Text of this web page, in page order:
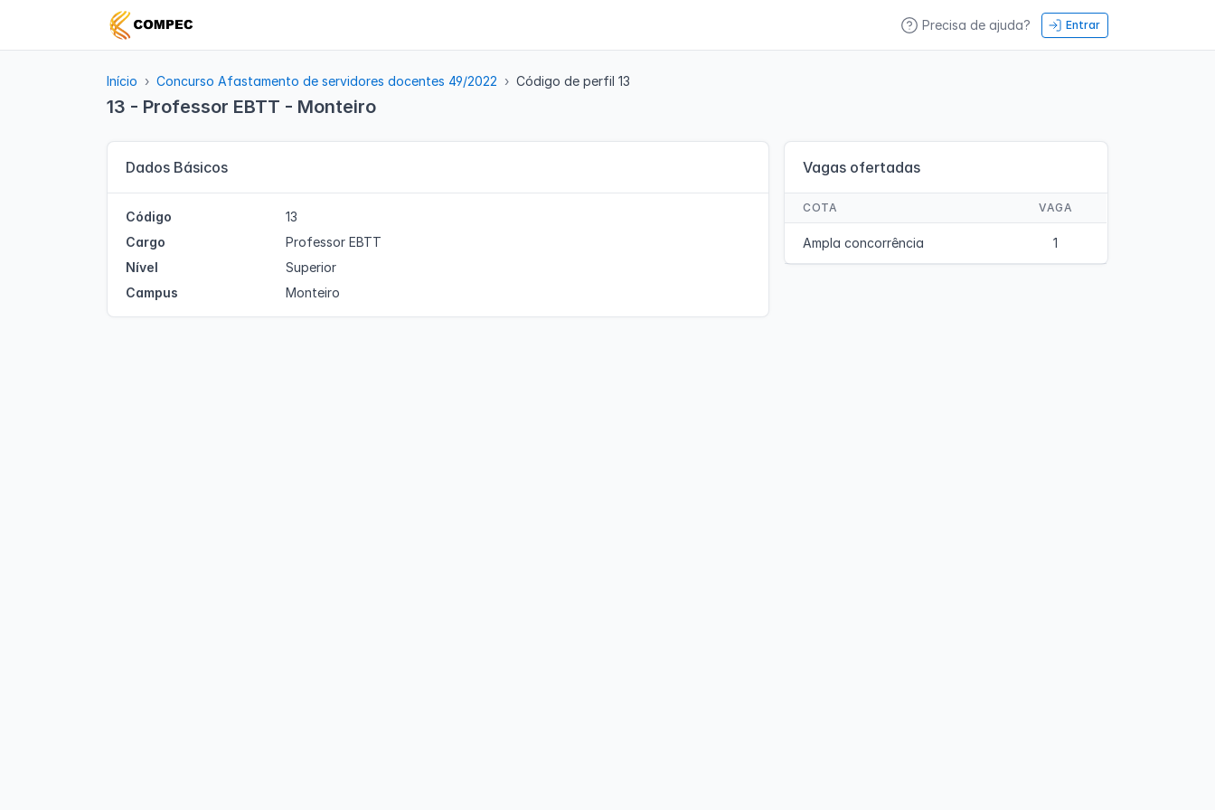
Entrar
Precisa de ajuda?
Início Concurso Afastamento de servidores docentes 49/2022 Código de perfil 13
13 - Professor EBTT - Monteiro
Dados Básicos
Código
13
Cargo
Professor EBTT
Nível
Superior
Campus
Monteiro
Vagas ofertadas
COTA VAGA
Ampla concorrência 1